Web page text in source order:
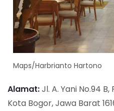
Maps/Harbrianto Hartono
Alamat:Jl. A. Yani No.94
Kota Bogor, Jawa Barat